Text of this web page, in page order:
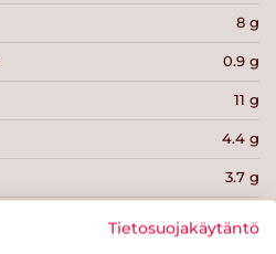
8 g
0.9 g
11 g
4.4 g
3.7 g
Tietosuojakäytäntö